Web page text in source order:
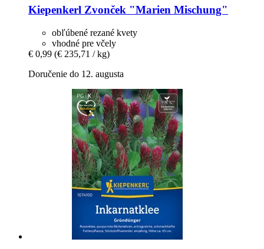
Kiepenkerl Zvonček "Marien Mischung"
obľúbené rezané kvety
vhodné pre včely
€ 0,99 (€ 235,71 / kg)
Doručenie do 12. augusta